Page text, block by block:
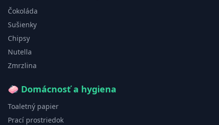
Čokoláda
Sušienky
Chipsy
Nutella
Zmrzlina
🧼 Domácnosť a hygiena
Toaletný papier
Prací prostriedok